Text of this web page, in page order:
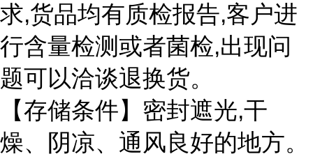
求,货品均有质检报告,客户进
行含量检测或者菌检,出现问
题可以洽谈退换货。
【存储条件】密封遮光,干
燥、阴凉、通风良好的地方。